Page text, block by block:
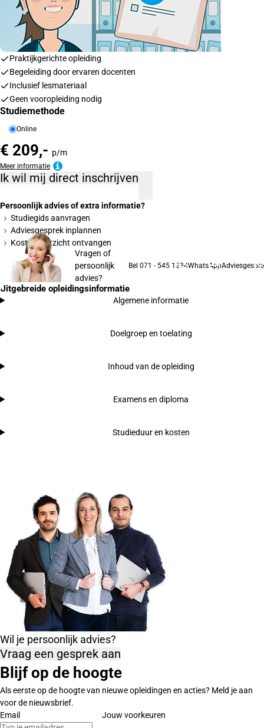
Praktijkgerichte opleiding
Begeleiding door ervaren docenten
Inclusief lesmateriaal
Geen vooropleiding nodig
Studiemethode
Online
€ 209,- p/m
Meer informatie
Ik wil mij direct inschrijven
Persoonlijk advies of extra informatie?
Studiegids aanvragen
Adviesgesprek inplannen
Kostenoverzicht ontvangen
Vragen of
persoonlijk
advies?
Bel 071 - 545 1234WhatsApp
Uitgebreide opleidingsinformatie
Algemene informatie
Doelgroep en toelating
Inhoud van de opleiding
Examens en diploma
Studieduur en kosten
Wil je persoonlijk advies?
Vraag een gesprek aan
Blijf op de hoogte
Als eerste op de hoogte van nieuwe opleidingen en acties? Meld je aan
voor de nieuwsbrief.
Email
Jouw voorkeuren